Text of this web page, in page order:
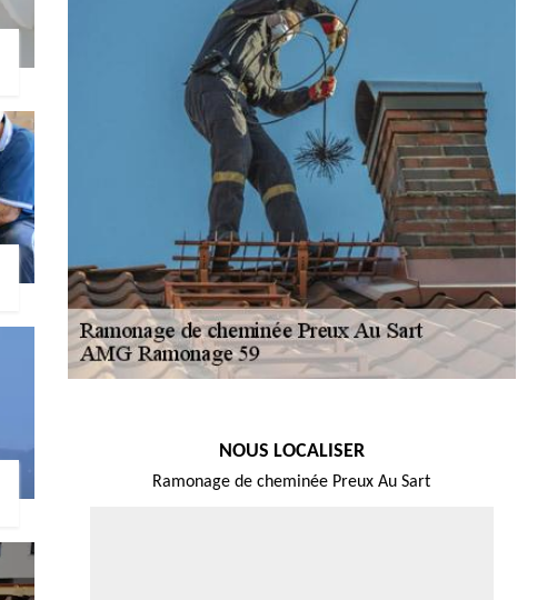
NOUS LOCALISER
Ramonage de cheminée Preux Au Sart